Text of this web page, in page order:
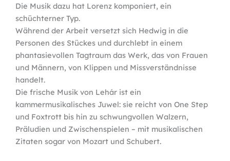
Die Musik dazu hat Lorenz komponiert, ein
schüchterner Typ.
Während der Arbeit versetzt sich Hedwig in die
Personen des Stückes und durchlebt in einem
phantasievollen Tagtraum das Werk, das von Frauen
und Männern, von Klippen und Missverständnisse
handelt.
Die frische Musik von Lehár ist ein
kammermusikalisches Juwel: sie reicht von One Step
und Foxtrott bis hin zu schwungvollen Walzern,
Präludien und Zwischenspielen – mit musikalischen
Zitaten sogar von Mozart und Schubert.